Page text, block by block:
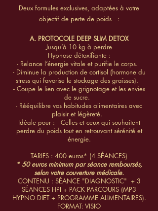
Deux formules exclusives, adaptées à votre
objectif de perte de poids :
A. PROTOCOLE DEEP SLIM DETOX
Jusqu’à 10 kg à perdre
Hypnose détoxifiante :
- Relance l’énergie vitale et purifie le corps.
- Diminue la production de cortisol (hormone du
stress qui favorise le stockage des graisses).
- Coupe le lien avec le grignotage et les envies
de sucre.
- Rééquilibre vos habitudes alimentaires avec
plaisir et légèreté.
Idéale pour : Celles et ceux qui souhaitent
perdre du poids tout en retrouvant sérénité et
énergie.
TARIFS : 400 euros* (4 SÉANCES)
* 50 euros minimum par séance remboursés,
selon votre couverture médicale.
CONTENU : SÉANCE "DIAGNOSTIC" + 3
SÉANCES HPI + PACK PARCOURS (MP3
HYPNO DIET + PROGRAMME ALIMENTAIRES).
FORMAT: VISIO